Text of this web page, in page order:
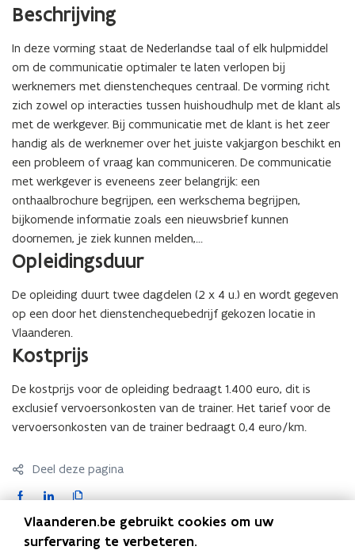
Beschrijving
In deze vorming staat de Nederlandse taal of elk hulpmiddel
om de communicatie optimaler te laten verlopen bij
werknemers met dienstencheques centraal. De vorming richt
zich zowel op interacties tussen huishoudhulp met de klant als
met de werkgever. Bij communicatie met de klant is het zeer
handig als de werknemer over het juiste vakjargon beschikt en
een probleem of vraag kan communiceren. De communicatie
met werkgever is eveneens zeer belangrijk: een
onthaalbrochure begrijpen, een werkschema begrijpen,
bijkomende informatie zoals een nieuwsbrief kunnen
doornemen, je ziek kunnen melden,...
Opleidingsduur
De opleiding duurt twee dagdelen (2 x 4 u.) en wordt gegeven
op een door het dienstenchequebedrijf gekozen locatie in
Vlaanderen.
Kostprijs
De kostprijs voor de opleiding bedraagt 1.400 euro, dit is
exclusief vervoersonkosten van de trainer. Het tarief voor de
vervoersonkosten van de trainer bedraagt 0,4 euro/km.
Deel deze pagina
F
L
K
Contact
Vlaanderen.be gebruikt cookies om uw
surfervaring te verbeteren.